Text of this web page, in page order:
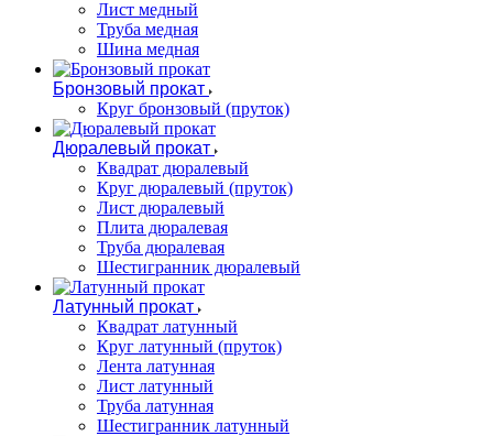
Лист медный
Труба медная
Шина медная
Бронзовый прокат
Круг бронзовый (пруток)
Дюралевый прокат
Квадрат дюралевый
Круг дюралевый (пруток)
Лист дюралевый
Плита дюралевая
Труба дюралевая
Шестигранник дюралевый
Латунный прокат
Квадрат латунный
Круг латунный (пруток)
Лента латунная
Лист латунный
Труба латунная
Шестигранник латунный